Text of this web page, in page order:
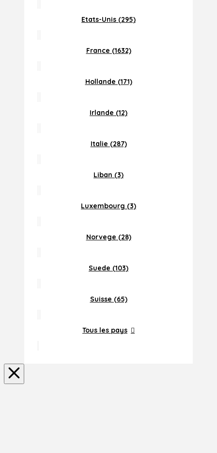
Etats-Unis (295)
France (1632)
Hollande (171)
Irlande (12)
Italie (287)
Liban (3)
Luxembourg (3)
Norvege (28)
Suede (103)
Suisse (65)
Tous les pays